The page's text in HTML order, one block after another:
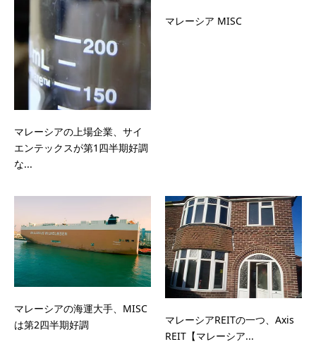
マレーシアの上場企業、サイ
エンテックスが第1四半期好調
な...
マレーシア MISC
マレーシアの海運大手、MISC
は第2四半期好調
マレーシアREITの一つ、Axis
REIT【マレーシア...